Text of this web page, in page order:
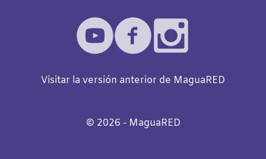
Visitar la versión anterior de MaguaRED
©️ 2026 - MaguaRED